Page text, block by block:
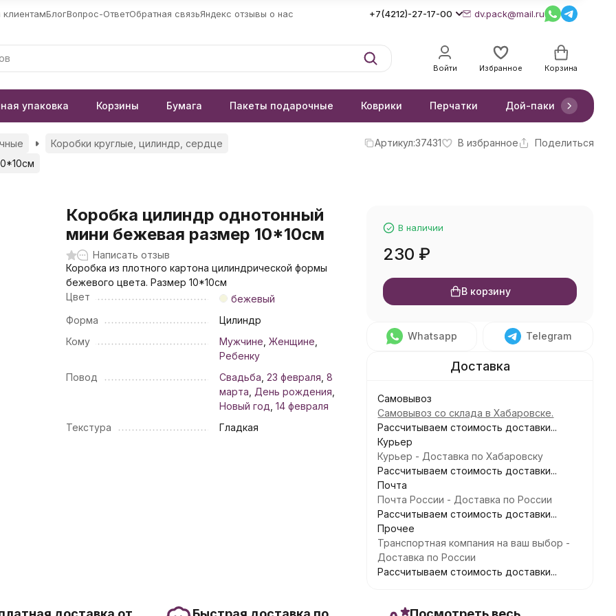
БлогВопрос-ОтветОбратная связьЯндекс отзывы о нас +7(4212)-27-17-00 dv.pack@mail.ru
Войти Избранное Корзина
упаковка Корзины Бумага Пакеты подарочные Коврики Перчатки Дой-паки
Коробки круглые, цилиндр, сердце
Артикул:37431 В избранное Поделиться
Коробка цилиндр однотонный
мини бежевая размер 10*10см
Написать отзыв
Коробка из плотного картона цилиндрической формы
бежевого цвета. Размер 10*10см
Цвет
бежевый
Форма
Цилиндр
Кому
Мужчине Женщине
Ребенку
Повод
Свадьба 23 февраля 8
марта День рождения
Новый год 14 февраля
Текстура
Гладкая
В наличии
230 ₽
В корзину
Whatsapp Telegram
Самовывоз
Самовывоз со склада в Хабаровске.
Рассчитываем стоимость доставки...
Курьер
Курьер - Доставка по Хабаровску
Рассчитываем стоимость доставки...
Почта
Почта России - Доставка по России
Рассчитываем стоимость доставки...
Прочее
Транспортная компания на ваш выбор -
Доставка по России
Рассчитываем стоимость доставки...